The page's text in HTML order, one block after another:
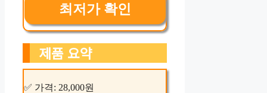
최저가 확인
제품 요약
✅ 가격: 28,000원